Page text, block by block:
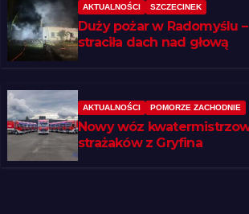
AKTUALNOŚCI SZCZECINEK
Duży pożar w Radomyślu
straciła dach nad głową
AKTUALNOŚCI POMORZE ZACHODNIE
Nowy wóz
strażaków z Gryfina